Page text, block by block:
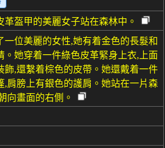
革盔甲的美麗女子站在森林中。
一位美麗的女性,她有着金色的長髮和
。她穿着一件綠色皮革緊身上衣,上面
飾,還繫着棕色的皮帶。她還戴着一件
,肩膀上有銀色的護肩。她站在一片森
向畫面的右側。